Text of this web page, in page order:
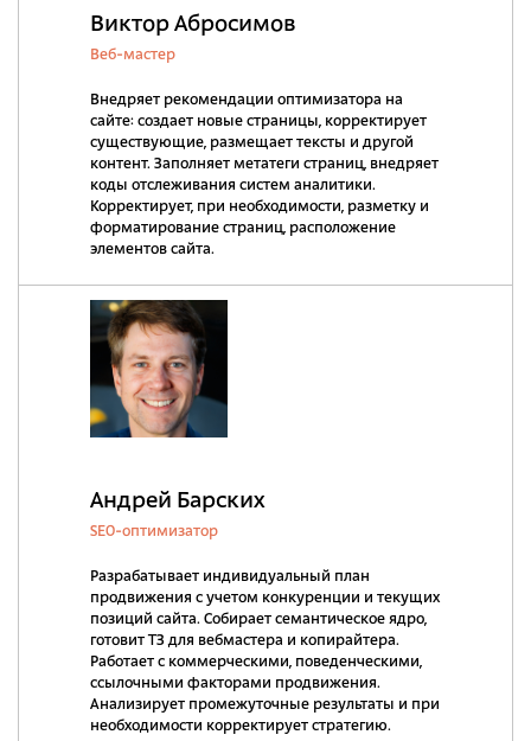
Виктор Абросимов
Веб-мастер
Внедряет рекомендации оптимизатора на
сайте: создает новые страницы, корректирует
существующие, размещает тексты и другой
контент. Заполняет метатеги страниц, внедряет
коды отслеживания систем аналитики.
Корректирует, при необходимости, разметку и
форматирование страниц, расположение
элементов сайта.
Андрей Барских
SEO-оптимизатор
Разрабатывает индивидуальный план
продвижения с учетом конкуренции и текущих
позиций сайта. Собирает семантическое ядро,
готовит ТЗ для вебмастера и копирайтера.
Работает с коммерческими, поведенческими,
ссылочными факторами продвижения.
Анализирует промежуточные результаты и при
необходимости корректирует стратегию.